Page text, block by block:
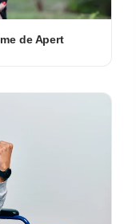
de Apert